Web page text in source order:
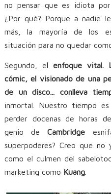
no pensar que es idiota por
¿Por qué? Porque a nadie
más, la mayoría de los
situación para no quedar
Segundo, el enfoque vital.
cómic, el visionado de una
de un disco... conlleva
inmortal. Nuestro tiempo
perder docenas de horas
genio deCambridge
superpoderes? Creo que
como el culmen del
marketing como Kuang.